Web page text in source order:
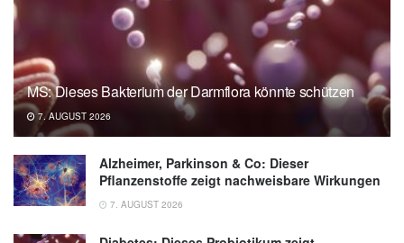
MS: Dieses Bakterium der Darmflora könnte schützen
7. AUGUST 2026
Alzheimer, Parkinson & Co: Dieser
Pflanzenstoffe zeigt nachweisbare Wirkungen
7. AUGUST 2026